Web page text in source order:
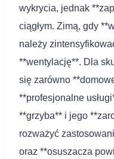
wykrycia, jednak
ciągłym. Zimą, gdy
należy
**wentylację**. Dla
się zarówno
**profesjonalne
**grzyba** i jego
rozważyć
oraz **osuszacza